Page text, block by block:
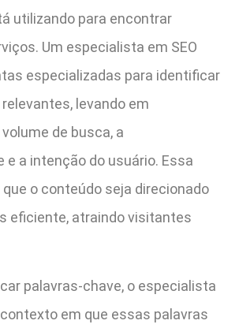
utilizando para encontrar
Um especialista em SEO
especializadas para identificar
levando em
de busca, a
a intenção do usuário. Essa
o conteúdo seja direcionado
eficiente, atraindo visitantes
palavras-chave, o especialista
em que essas palavras